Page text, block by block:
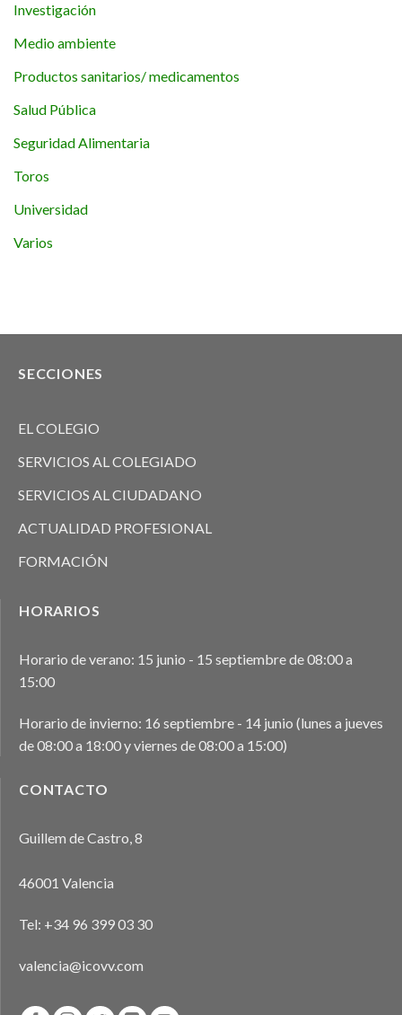
Investigación
Medio ambiente
Productos sanitarios/ medicamentos
Salud Pública
Seguridad Alimentaria
Toros
Universidad
Varios
SECCIONES
EL COLEGIO
SERVICIOS AL COLEGIADO
SERVICIOS AL CIUDADANO
ACTUALIDAD PROFESIONAL
FORMACIÓN
HORARIOS
Horario de verano: 15 junio - 15 septiembre de 08:00 a
15:00
Horario de invierno: 16 septiembre - 14 junio (lunes a jueves
de 08:00 a 18:00 y viernes de 08:00 a 15:00)
CONTACTO
Guillem de Castro, 8
46001 Valencia
Tel: +34 96 399 03 30
valencia@icovv.com